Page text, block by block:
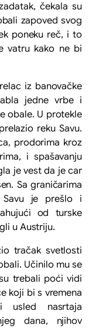
čekala su
zapoved svog
poneku reč, i to
vatru kako ne bi
iz banovačke
jedne vrbe i
obale. U protekle
reku Savu.
prodorima kroz
i spašavanju
je vest da je car
Sa graničarima
Savu je prešlo i
od turske
u Austriju.
tračak svetlosti
Učinilo mu se
trebali poći vidi
koji bi s vremena
usled nasrtaja
dana, njihov